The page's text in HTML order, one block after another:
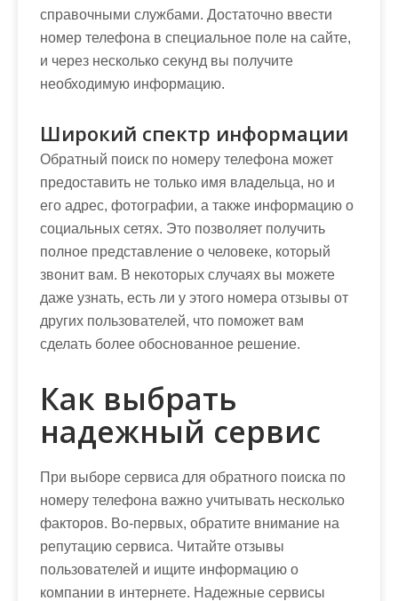
справочными службами. Достаточно ввести
номер телефона в специальное поле на сайте,
и через несколько секунд вы получите
необходимую информацию.
Широкий спектр информации
Обратный поиск по номеру телефона может
предоставить не только имя владельца, но и
его адрес, фотографии, а также информацию о
социальных сетях. Это позволяет получить
полное представление о человеке, который
звонит вам. В некоторых случаях вы можете
даже узнать, есть ли у этого номера отзывы от
других пользователей, что поможет вам
сделать более обоснованное решение.
Как выбрать
надежный сервис
При выборе сервиса для обратного поиска по
номеру телефона важно учитывать несколько
факторов. Во-первых, обратите внимание на
репутацию сервиса. Читайте отзывы
пользователей и ищите информацию о
компании в интернете. Надежные сервисы